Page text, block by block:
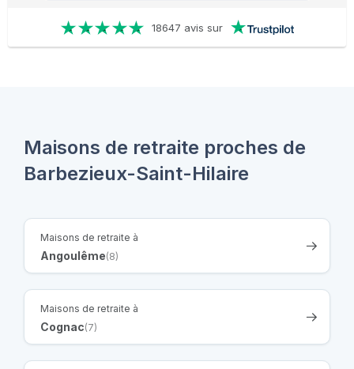
18647 avis sur
Maisons de retraite proches de
Barbezieux-Saint-Hilaire
Maisons de retraite à
Angoulême(8)
Maisons de retraite à
Cognac(7)